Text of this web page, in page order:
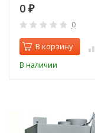
0 ₽
0
В корзину
В наличии